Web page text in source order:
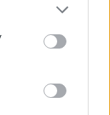
or more Google
You may click to
party tags to
in below Google